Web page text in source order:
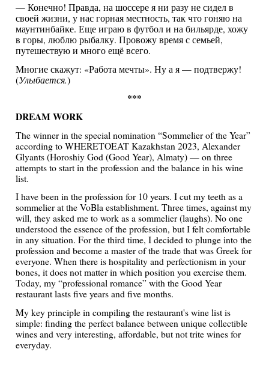
— Конечно! Правда, на шоссере я ни разу не сидел в
своей жизни, у нас горная местность, так что гоняю на
маунтинбайке. Еще играю в футбол и на бильярде, хожу
в горы, люблю рыбалку. Провожу время с семьей,
путешествую и много ещё всего.
Многие скажут: «Работа мечты». Ну а я — подтвержу!
(Улыбается.)
***
DREAM WORK
The winner in the special nomination “Sommelier of the Year”
according to WHERETOEAT Kazakhstan 2023, Alexander
Glyants (Horoshiy God (Good Year), Almaty) — on three
attempts to start in the profession and the balance in his wine
list.
I have been in the profession for 10 years. I cut my teeth as a
sommelier at the VoBla establishment. Three times, against my
will, they asked me to work as a sommelier (laughs). No one
understood the essence of the profession, but I felt comfortable
in any situation. For the third time, I decided to plunge into the
profession and become a master of the trade that was Greek for
everyone. When there is hospitality and perfectionism in your
bones, it does not matter in which position you exercise them.
Today, my “professional romance” with the Good Year
restaurant lasts five years and five months.
My key principle in compiling the restaurant's wine list is
simple: finding the perfect balance between unique collectible
wines and very interesting, affordable, but not trite wines for
everyday.